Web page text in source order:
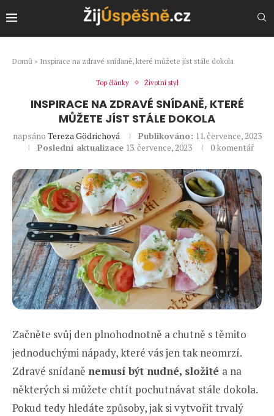
Domů » Inspirace na zdravé snídaně, které můžete jíst stále dokola
Top články Životní styl
INSPIRACE NA ZDRAVÉ SNÍDANĚ, KTERÉ
MŮŽETE JÍST STÁLE DOKOLA
napsáno Tereza Gödrichová Publikováno: 11. července, 2023
Poslední aktualizace 13. července, 2023 0 komentář
Začněte svůj den plnohodnotně a chutně s těmito
jednoduchými nápady, které vás jen tak neomrzí.
Zdravé snídaně nemusí být nudné, složité a na
některých si můžete chtít pochutnávat stále dokola.
Pokud tedy hledáte způsoby, jak si vytvořit trvalý